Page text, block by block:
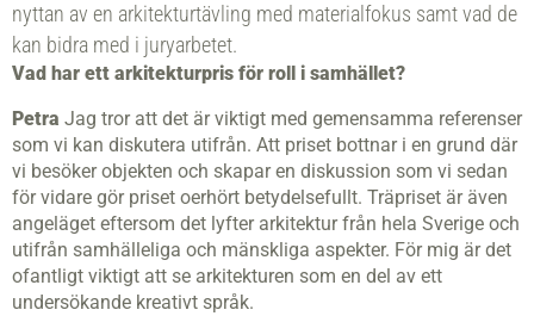
nyttan av en arkitektur­tävling med materialfokus samt vad de
kan bidra med i juryarbetet.
Vad har ett arkitekturpris för roll i samhället?
Petra Jag tror att det är viktigt med gemensamma referenser
som vi kan diskutera utifrån. Att priset bottnar i en grund där
vi besöker objekten och skapar en diskussion som vi sedan
för vidare gör priset oerhört betydelsefullt. Träpriset är även
angeläget eftersom det lyfter arkitektur från hela Sverige och
utifrån samhälleliga och mänskliga aspekter. För mig är det
ofantligt viktigt att se arkitekturen som en del av ett
undersökande kreativt språk.